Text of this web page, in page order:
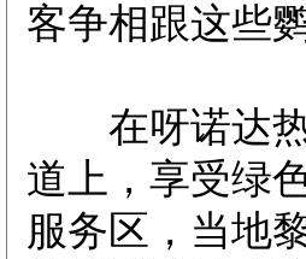
客争相跟这些
在呀诺达热
道上，享受绿
服务区，当地